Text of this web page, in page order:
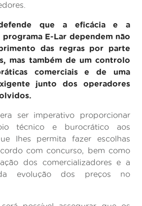
que a eficácia e a
E-Lar dependem não
das regras por parte
mas também de um controlo
comerciais e de uma
junto dos operadores
ser imperativo proporcionar
técnico e burocrático aos
lhes permita fazer escolhas
com concurso, bem como
dos comercializadores e a
evolução dos preços no